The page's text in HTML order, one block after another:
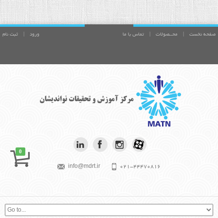
صفحه نخست محــصولات تماس با ما ورود ثبت نام
0
info@mdrt.ir 021-44470816
بیش از آنچه برای موفقیت تلاش می کنی،
اینشتين